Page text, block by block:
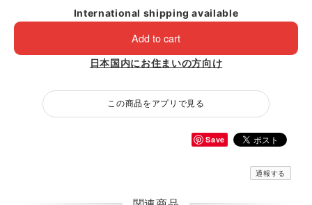
International shipping available
Add to cart
日本国内にお住まいの方向け
この商品をアプリで見る
Save
通報する